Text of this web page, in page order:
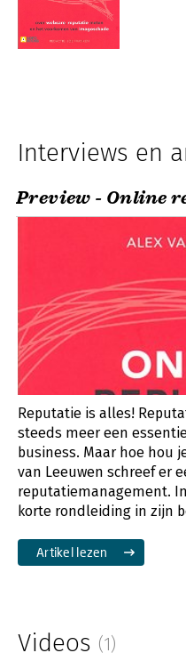
Interviews en
Preview - Online
Reputatie is alles!
steeds meer een
business. Maar hoe hou
van Leeuwen schreef er
reputatiemanagement.
korte rondleiding in zijn
Artikel lezen
Videos (1)